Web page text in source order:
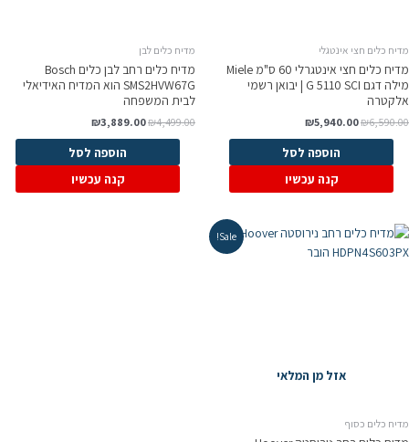
כלים חצי אינטגלי
מדיח כלים חצי אינטגרלי 60 ס"מ Miele
מילה דגם G 5110 SCI | יבואן רשמי
₪
₪5,940.00
הוספה לסל
קנה עכשיו
מדיח כלים לבן
מדיח כלים רחב לבן כלים Bosch
SMS2HVW67G הוא המדיח האידיאלי
לבית המשפחה
₪4,499.00
₪3,889.00
הוספה לסל
קנה עכשיו
Sale!
אזל מן המלאי
כלים כסוף